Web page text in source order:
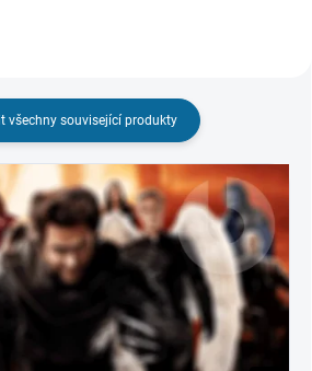
všechny související produkty